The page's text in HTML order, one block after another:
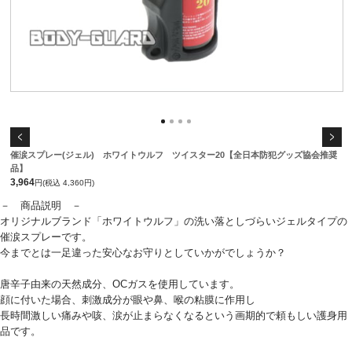
催涙スプレー(ジェル) ホワイトウルフ ツイスター20【全日本防犯グッズ協会推奨
品】
3,964円(税込 4,360円)
－ 商品説明 －
オリジナルブランド「ホワイトウルフ」の洗い落としづらいジェルタイプの
催涙スプレーです。
今までとは一足違った安心なお守りとしていかがでしょうか？
唐辛子由来の天然成分、OCガスを使用しています。
顔に付いた場合、刺激成分が眼や鼻、喉の粘膜に作用し
長時間激しい痛みや咳、涙が止まらなくなるという画期的で頼もしい護身用
品です。